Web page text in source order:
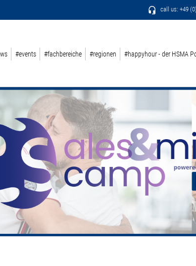
call us: +49
#events #fachbereiche #regionen #happyhour - der HSMA